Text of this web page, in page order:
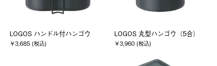
LOGOS ハンドル付ハンゴウ
￥3,685 (税込)
LOGOS 丸型ハンゴウ（5合）
￥3,960 (税込)